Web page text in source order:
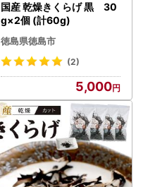
国産 乾燥きくらげ 黒 30
g×2個 (計60g)
徳島県徳島市
(2)
5,000